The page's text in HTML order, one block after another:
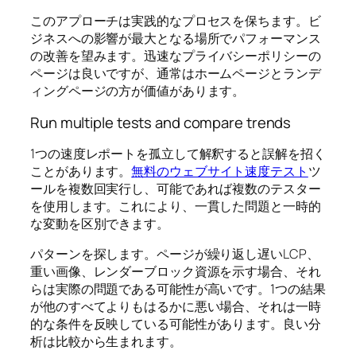
このアプローチは実践的なプロセスを保ちます。ビ
ジネスへの影響が最大となる場所でパフォーマンス
の改善を望みます。迅速なプライバシーポリシーの
ページは良いですが、通常はホームページとランデ
ィングページの方が価値があります。
Run multiple tests and compare trends
1つの速度レポートを孤立して解釈すると誤解を招く
ことがあります。無料のウェブサイト速度テスト ツ
ールを複数回実行し、可能であれば複数のテスター
を使用します。これにより、一貫した問題と一時的
な変動を区別できます。
パターンを探します。ページが繰り返し遅いLCP、
重い画像、レンダーブロック資源を示す場合、それ
らは実際の問題である可能性が高いです。1つの結果
が他のすべてよりもはるかに悪い場合、それは一時
的な条件を反映している可能性があります。良い分
析は比較から生まれます。